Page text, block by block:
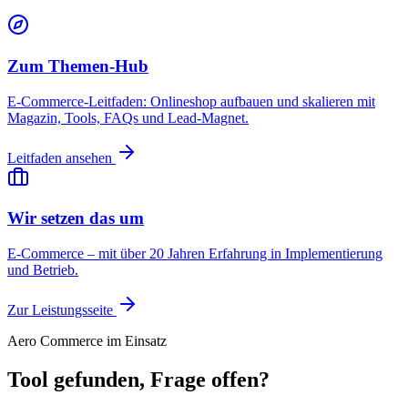
Zum Themen-Hub
E-Commerce-Leitfaden: Onlineshop aufbauen und skalieren mit
Magazin, Tools, FAQs und Lead-Magnet.
Leitfaden ansehen
Wir setzen das um
E-Commerce – mit über 20 Jahren Erfahrung in Implementierung
und Betrieb.
Zur Leistungsseite
Aero Commerce im Einsatz
Tool gefunden, Frage offen?